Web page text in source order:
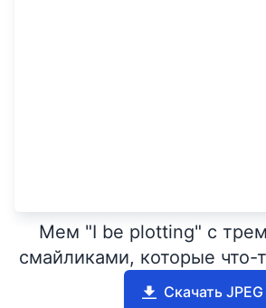
Мем "I be plotting" с
смайликами, которые
Скачать JPEG